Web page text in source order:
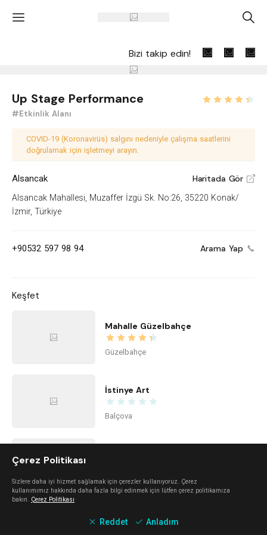
' A
Bizi takip edin!
Up Stage Performance
#Etkinlik Alanı
COVID-19 (Koronavirüs) salgını nedeniyle çalışma saatlerini
doğrulamak için işletmeyi arayın.
Alsancak Haritada Gör V
Alsancak Mahallesi, Muzaffer İzgü Sk. No:26, 35220 Konak/
İzmir, Türkiye
+90532 597 98 94 Arama Yap
Keşfet
Mahalle Güzelbahçe
Güzelbahçe
İstinye Art
Balçova
Alaçatı
The Beach Alaçatı
Çerez Politikası
Sizlere daha iyi hizmet sağlamak için çerezler kullanıyoruz. Çerez
kullanımımız hakkında daha fazla bilgi edinmek için lütfen çerez politikamıza
bakın. Çerez Politikası
Reddet Anladım